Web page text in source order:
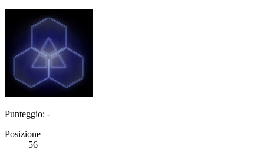
Punteggio: -
Posizione
56